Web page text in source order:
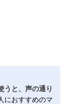
うと、声の通り
におすすめのマ